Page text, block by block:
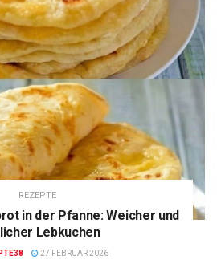
REZEPTE
in der Pfanne: Weicher und
Lebkuchen
27 FEBRUAR 2026